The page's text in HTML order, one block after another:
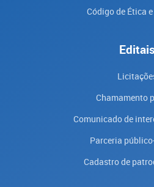
Código de Ética
Editais
Chamamento
Comunicado de
Parceria
Cadastro de